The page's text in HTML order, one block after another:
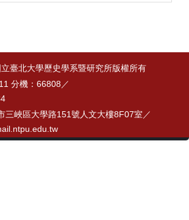
臺北大學歷史學系暨研究所版權所有
分機：66808／
三峽區大學路151號人文大樓8F07室／